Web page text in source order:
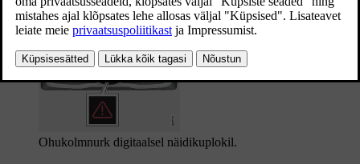
Ohukolmnurk analoog-näidikupaneelil.
Ohukolmnurk digitaalsel näidikuplokil.